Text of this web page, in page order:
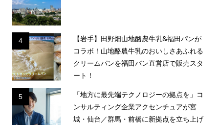
4
【岩手】田野畑山地酪農牛乳&福田パンが
コラボ！山地酪農牛乳のおいしさあふれる
クリームパンを福田パン直営店で販売スタ
ート！
5
「地方に最先端テクノロジーの拠点を」コ
ンサルティング企業アクセンチュアが宮
城・仙台／群馬・前橋に新拠点を立ち上げ